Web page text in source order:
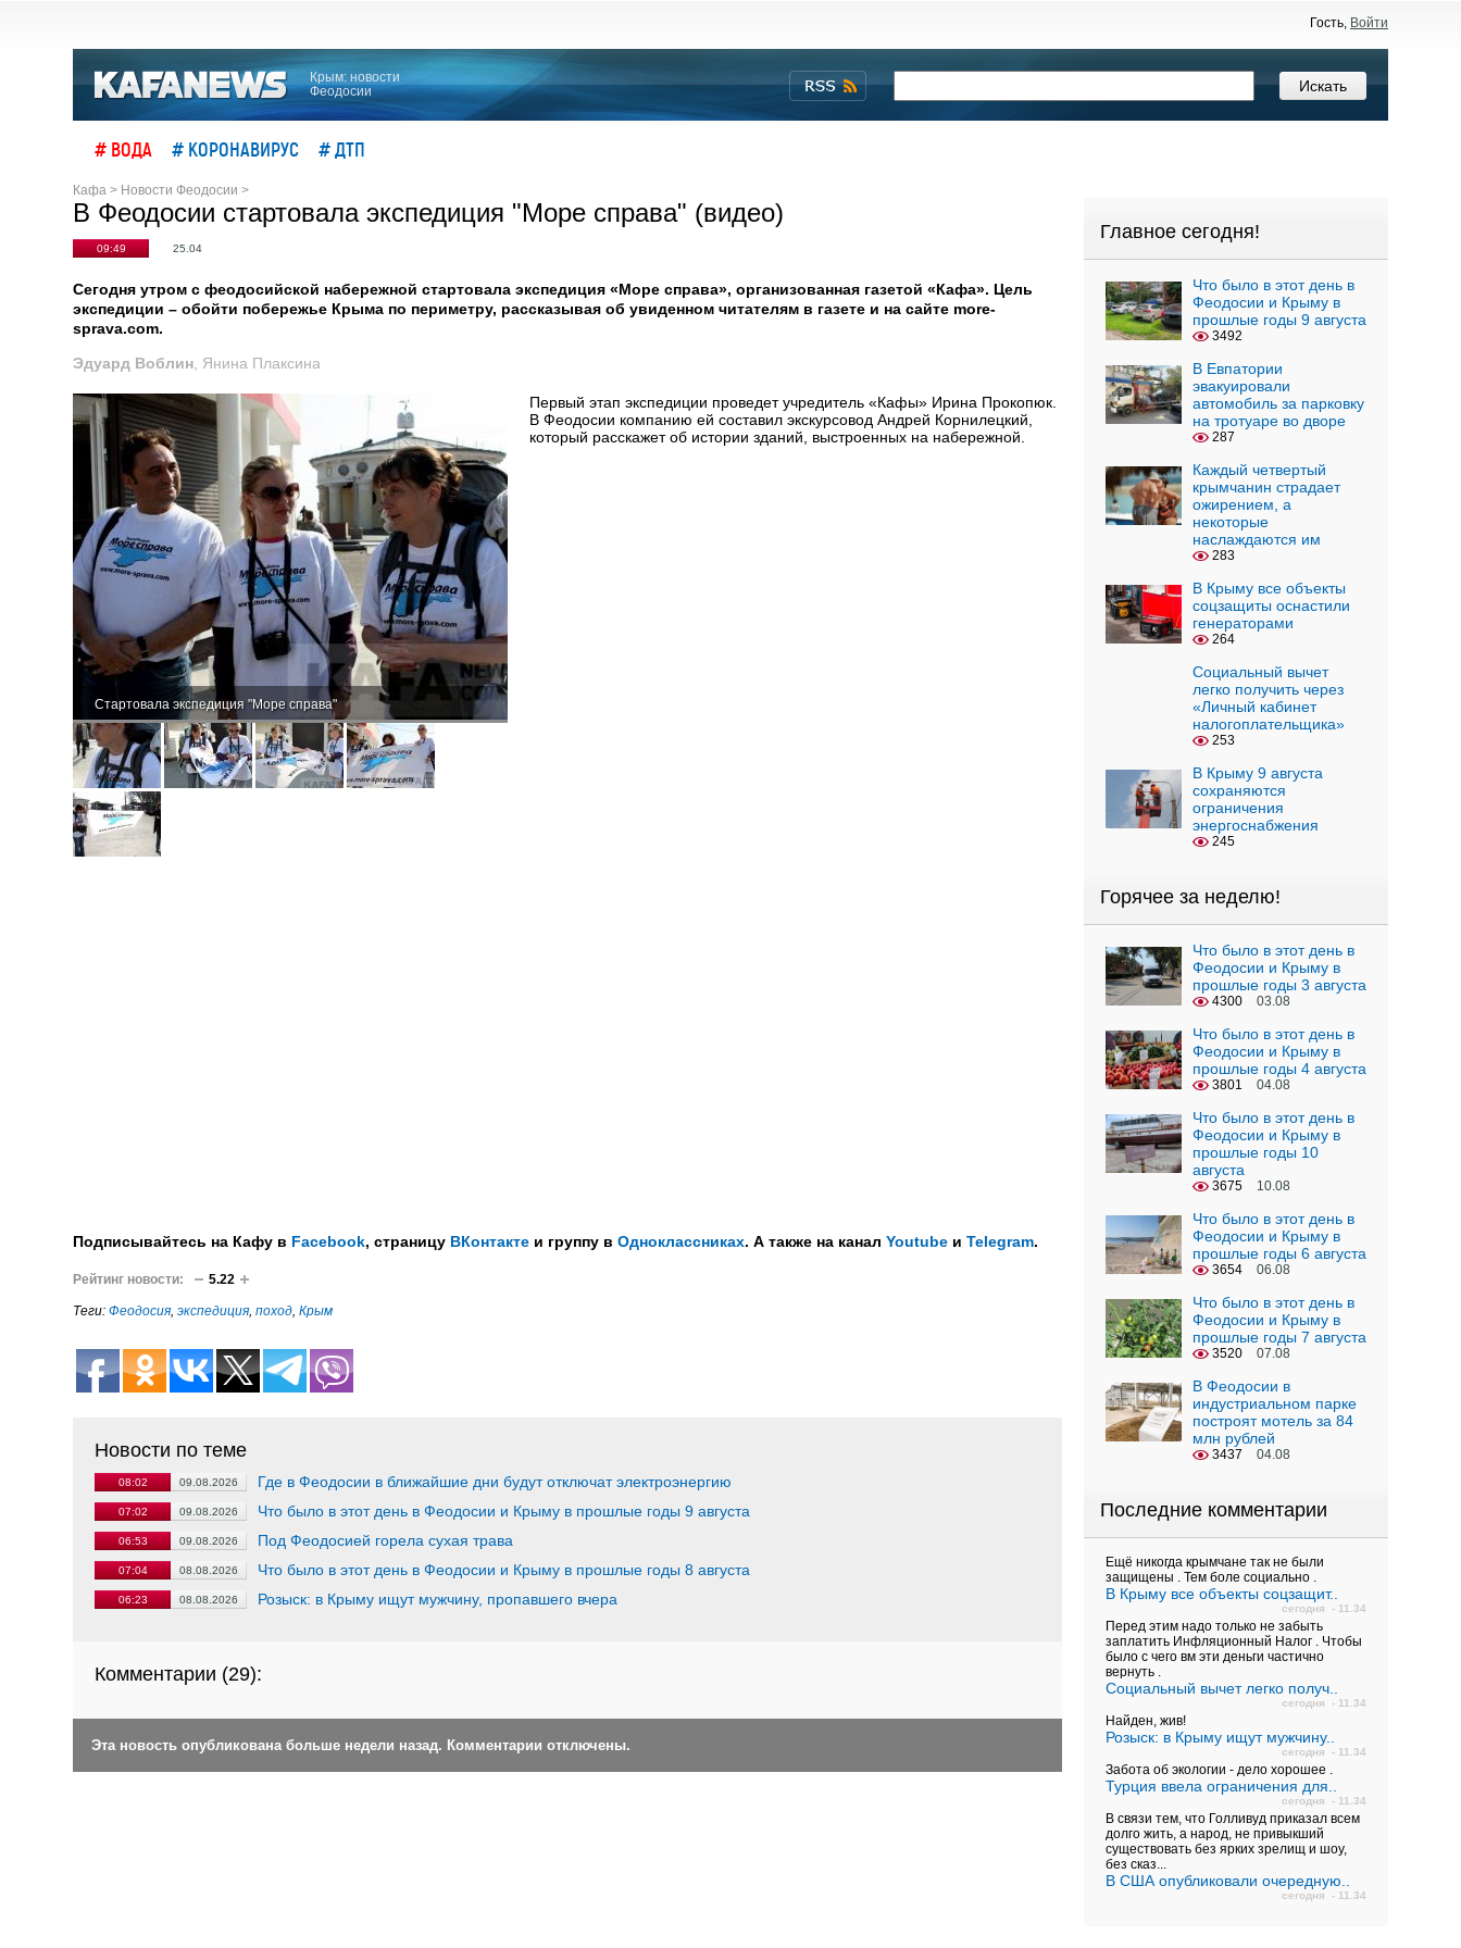
Гость, Войти
Крым: новости
Феодосии
# ВОДА # КОРОНАВИРУС # ДТП
Кафа > Новости Феодосии >
В Феодосии стартовала экспедиция "Море справа" (видео)
09:49 25.04
Сегодня утром с феодосийской набережной стартовала экспедиция «Море справа», организованная газетой «Кафа». Цель
экспедиции – обойти побережье Крыма по периметру, рассказывая об увиденном читателям в газете и на сайте more-
sprava.com.
Эдуард Воблин , Янина Плаксина
Стартовала экспедиция "Море справа"
Первый этап экспедиции проведет учредитель «Кафы» Ирина Прокопюк.
В Феодосии компанию ей составил экскурсовод Андрей Корнилецкий,
который расскажет об истории зданий, выстроенных на набережной.
Подписывайтесь на Кафу в Facebook, страницу ВКонтакте и группу в Одноклассниках. А также на канал Youtube и Telegram.
Рейтинг новости: 5.22
Теги: Феодосия, экспедиция, поход, Крым
Новости по теме
08:02 09.08.2026 Где в Феодосии в ближайшие дни будут отключат электроэнергию
07:02 09.08.2026 Что было в этот день в Феодосии и Крыму в прошлые годы 9 августа
06:53 09.08.2026 Под Феодосией горела сухая трава
07:04 08.08.2026 Что было в этот день в Феодосии и Крыму в прошлые годы 8 августа
06:23 08.08.2026 Розыск: в Крыму ищут мужчину, пропавшего вчера
Комментарии (29):
Эта новость опубликована больше недели назад. Комментарии отключены.
Главное сегодня!
Что было в этот день в
Феодосии и Крыму в
прошлые годы 9 августа
3492
В Евпатории
эвакуировали
автомобиль за парковку
на тротуаре во дворе
287
Каждый четвертый
крымчанин страдает
ожирением, а
некоторые
наслаждаются им
283
В Крыму все объекты
соцзащиты оснастили
генераторами
264
Социальный вычет
легко получить через
«Личный кабинет
налогоплательщика»
253
В Крыму 9 августа
сохраняются
ограничения
энергоснабжения
245
Горячее за неделю!
Что было в этот день в
Феодосии и Крыму в
прошлые годы 3 августа
4300 03.08
Что было в этот день в
Феодосии и Крыму в
прошлые годы 4 августа
3801 04.08
Что было в этот день в
Феодосии и Крыму в
прошлые годы 10
августа
3675 10.08
Что было в этот день в
Феодосии и Крыму в
прошлые годы 6 августа
3654 06.08
Что было в этот день в
Феодосии и Крыму в
прошлые годы 7 августа
3520 07.08
В Феодосии в
индустриальном парке
построят мотель за 84
млн рублей
3437 04.08
Последние комментарии
Ещё никогда крымчане так не были
защищены . Тем боле социально .
В Крыму все объекты соцзащит..
сегодня - 11.34
Перед этим надо только не забыть
заплатить Инфляционный Налог . Чтобы
было с чего вм эти деньги частично
вернуть .
Социальный вычет легко получ..
сегодня - 11.34
Найден, жив!
Розыск: в Крыму ищут мужчину..
сегодня - 11.34
Забота об экологии - дело хорошее .
Турция ввела ограничения для..
сегодня - 11.34
В связи тем, что Голливуд приказал всем
долго жить, а народ, не привыкший
существовать без ярких зрелищ и шоу,
без сказ...
В США опубликовали очередную..
сегодня - 11.34